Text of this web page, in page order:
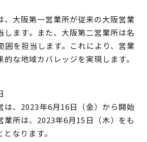
、大阪第一営業所が従来の大阪営業
します。また、大阪第二営業所は名
囲を担当します。これにより、営業
な地域カバレッジを実現します。
は、2023年6月16日（金）から開始
業所は、2023年6月15日（木）をも
なります。